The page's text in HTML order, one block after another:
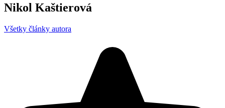
Nikol Kaštierová
Všetky články autora